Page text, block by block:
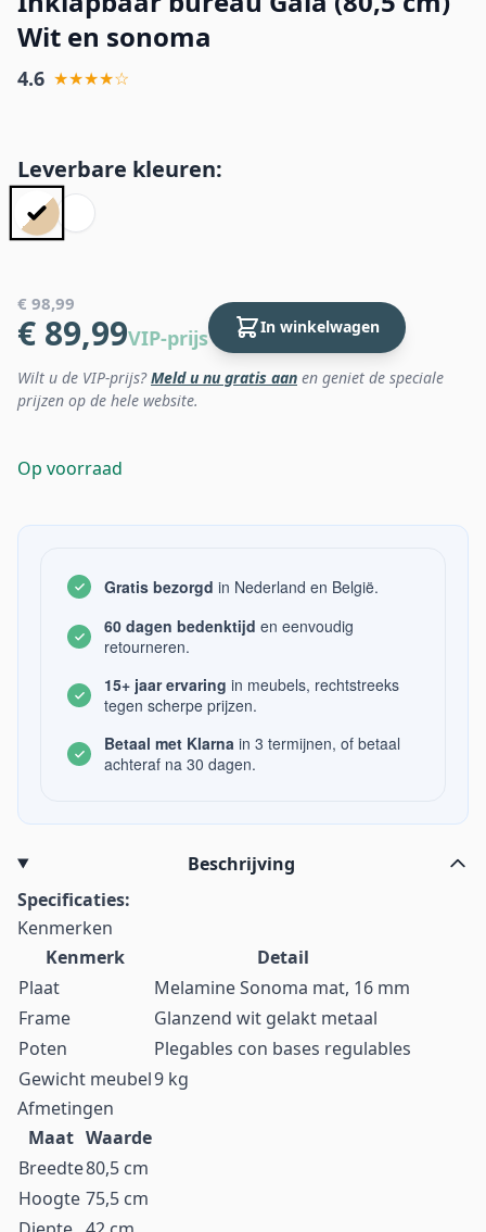
Wit en sonoma
4.6 ★★★★☆
Leverbare kleuren:
€ 98,99
€ 89,99VIP-prijs In winkelwagen
Wilt u de VIP-prijs?Meld u nu gratis aan en geniet de speciale
prijzen op de hele website.
Op voorraad
Gratis bezorgd in Nederland en België.
60 dagen bedenktijd en eenvoudig
retourneren.
15+ jaar ervaring in meubels, rechtstreeks
tegen scherpe prijzen.
Betaal met Klarna in 3 termijnen, of betaal
achteraf na 30 dagen.
Beschrijving
Specificaties:
Kenmerken
Kenmerk
Detail
Plaat
Melamine Sonoma mat, 16 mm
Frame
Glanzend wit gelakt metaal
Poten
Plegables con bases regulables
Gewicht meubel9 kg
Afmetingen
Maat Waarde
Breedte80,5 cm
Hoogte 75,5 cm